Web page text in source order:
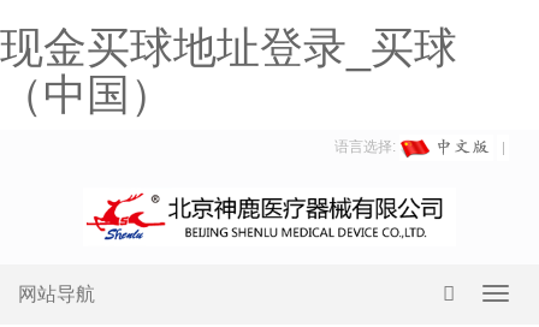
现金买球地址登录_买球
（中国）
语言选择:
网站导航